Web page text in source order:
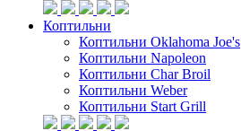
Коптильни
Коптильни Oklahoma Joe's
Коптильни Napoleon
Коптильни Char Broil
Коптильни Weber
Коптильни Start Grill